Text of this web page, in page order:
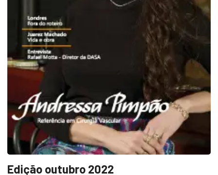
Edição outubro 2022